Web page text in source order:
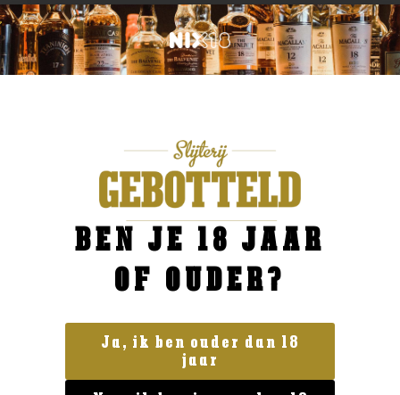
Geen categorie
BEN JE 18 JAAR
OF OUDER?
Ja, ik ben ouder dan 18
jaar